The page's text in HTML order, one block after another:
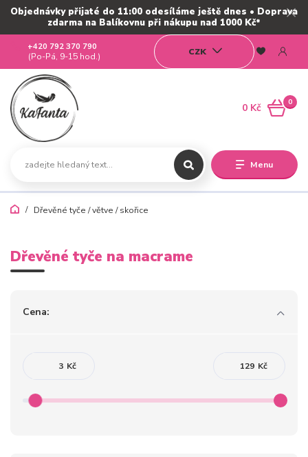
Objednávky přijaté do 11:00 odesíláme ještě dnes • Doprava
zdarma na Balíkovnu při nákupu nad 1000 Kč*
Menu
CZK
+420 792 370 790
(Po-Pá, 9-15 hod.)
0
0 Kč
Dřevěné tyče / větve / skořice
Dřevěné tyče na macrame
Cena:
Kč Kč